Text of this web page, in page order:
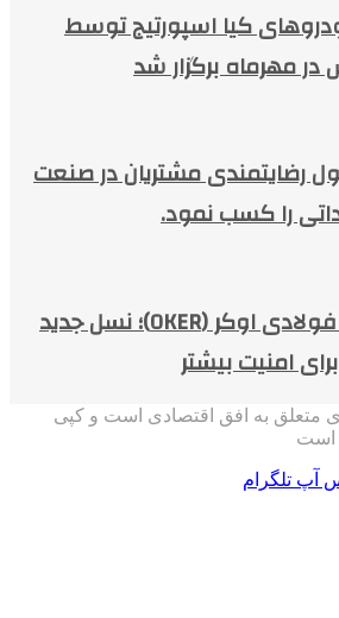
کیا اسپورتیج توسط
مهرماه برگزار شد
رضایتمندی مشتریان در صنعت
را کسب نمود.
معرفی کرکره فولادی اوکر (OKER)؛ نسل جدید
امنیت بیشتر
متعلق به افق اقتصادی است و کپی
است
آپ تلگرام